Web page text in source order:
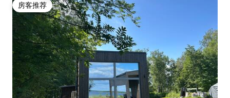
房客推荐
房客推荐